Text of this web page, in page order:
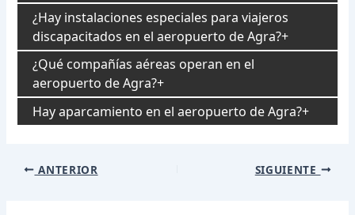
¿Hay instalaciones especiales para viajeros
discapacitados en el aeropuerto de Agra?
¿Qué compañías aéreas operan en el
aeropuerto de Agra?
Hay aparcamiento en el aeropuerto de Agra?
Navegación
ANTERIOR SIGUIENTE